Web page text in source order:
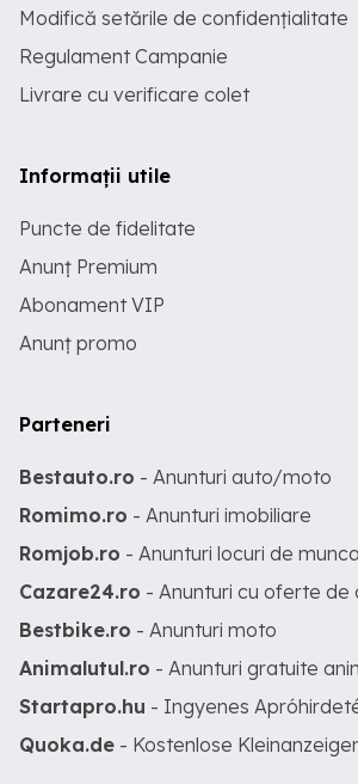
Modifică setările de confidențialitate
Regulament Campanie
Livrare cu verificare colet
Informații utile
Puncte de fidelitate
Anunț Premium
Abonament VIP
Anunț promo
Parteneri
Bestauto.ro - Anunturi auto/moto
Romimo.ro - Anunturi imobiliare
Romjob.ro - Anunturi locuri de munca
Cazare24.ro - Anunturi cu oferte de
Bestbike.ro - Anunturi moto
Animalutul.ro - Anunturi gratuite
Startapro.hu - Ingyenes
Quoka.de - Kostenlose